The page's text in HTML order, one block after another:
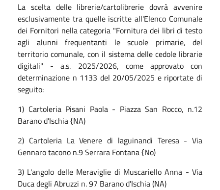
La scelta delle librerie/cartolibrerie dovrà avvenire
esclusivamente tra quelle iscritte all'Elenco Comunale
dei Fornitori nella categoria "Fornitura dei libri di testo
agli alunni frequentanti le scuole primarie, del
territorio comunale, con il sistema delle cedole librarie
digitali" - a.s. 2025/2026, come approvato con
determinazione n 1133 del 20/05/2025 e riportate di
seguito:
1) Cartoleria Pisani Paola - Piazza San Rocco, n.12
Barano d'Ischia {NA)
2) Cartoleria La Venere di laguinandi Teresa - Via
Gennaro tacono n.9 Serrara Fontana {No)
3) L'angolo delle Meraviglie di Muscariello Anna - Via
Duca degli Abruzzi n. 97 Barano d'Ischia (NA)